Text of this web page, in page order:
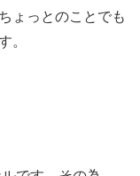
ょっとのことでも
。